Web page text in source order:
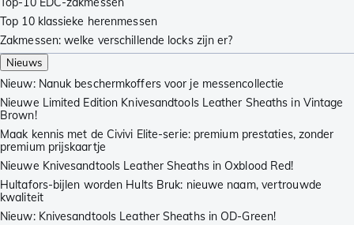
Top 10 klassieke herenmessen
Zakmessen: welke verschillende locks zijn er?
Nieuws
Nieuw: Nanuk beschermkoffers voor je messencollectie
Nieuwe Limited Edition Knivesandtools Leather Sheaths in Vintage
Brown!
Maak kennis met de Civivi Elite-serie: premium prestaties, zonder
premium prijskaartje
Nieuwe Knivesandtools Leather Sheaths in Oxblood Red!
Hultafors-bijlen worden Hults Bruk: nieuwe naam, vertrouwde
kwaliteit
Nieuw: Knivesandtools Leather Sheaths in OD-Green!